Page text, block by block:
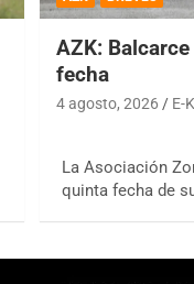
AZK:
fecha
4 agosto, 2026 E-
La Asociación
quinta fecha de